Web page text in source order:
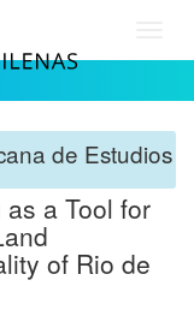
de Estudios
a Tool for
of Rio de